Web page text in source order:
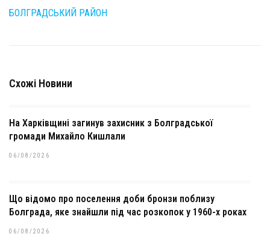
БОЛГРАДСЬКИЙ РАЙОН
Схожі Новини
На Харківщині загинув захисник з Болградської
громади Михайло Кишлали
06/08/2026
Що відомо про поселення доби бронзи поблизу
Болграда, яке знайшли під час розкопок у 1960-х роках
06/08/2026